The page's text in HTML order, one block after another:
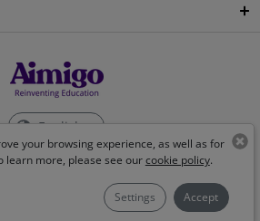
your browsing experience, as well as for
learn more, please see ourcookie policy.
Settings Accept
English
©Aimigo 2026